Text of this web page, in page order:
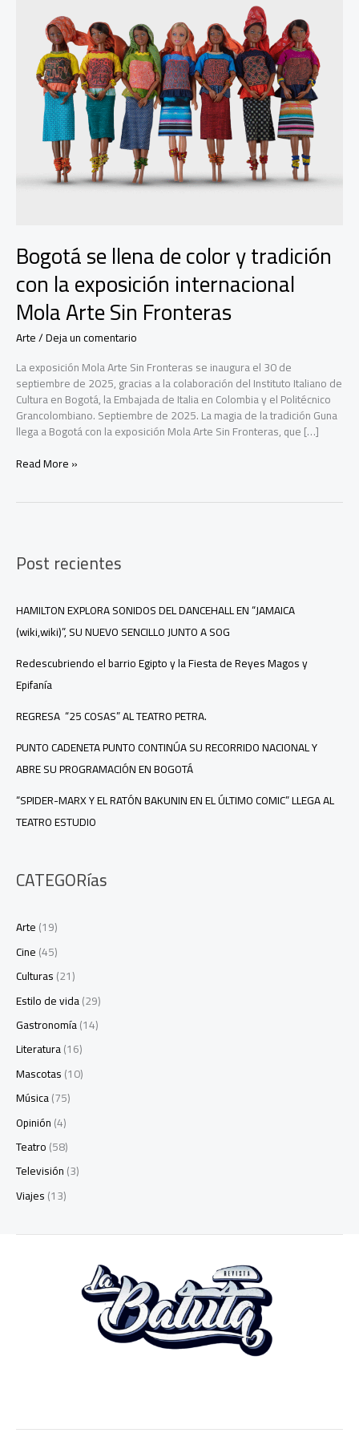
Bogotá se llena de color y tradición
con la exposición internacional
Mola Arte Sin Fronteras
Arte/Deja un comentario
La exposición Mola Arte Sin Fronteras se inaugura el 30 de
septiembre de 2025, gracias a la colaboración del Instituto Italiano de
Cultura en Bogotá, la Embajada de Italia en Colombia y el Politécnico
Grancolombiano. Septiembre de 2025. La magia de la tradición Guna
llega a Bogotá con la exposición Mola Arte Sin Fronteras, que […]
Bogotá
tradición
con
exposición
internacional
Mola
Arte
Sin
Fronteras
Read More »
Post recientes
HAMILTON EXPLORA SONIDOS DEL DANCEHALL EN “JAMAICA
(wiki,wiki)”, SU NUEVO SENCILLO JUNTO A SOG
Redescubriendo el barrio Egipto y la Fiesta de Reyes Magos y
Epifanía
REGRESA “25 COSAS” AL TEATRO PETRA.
PUNTO CADENETA PUNTO CONTINÚA SU RECORRIDO NACIONAL Y
ABRE SU PROGRAMACIÓN EN BOGOTÁ
“SPIDER-MARX Y EL RATÓN BAKUNIN EN EL ÚLTIMO COMIC” LLEGA AL
TEATRO ESTUDIO
CATEGORías
Arte(19)
Cine(45)
Culturas(21)
Estilo de vida(29)
Gastronomía(14)
Literatura(16)
Mascotas(10)
Música(75)
Opinión(4)
Teatro(58)
Televisión(3)
Viajes(13)